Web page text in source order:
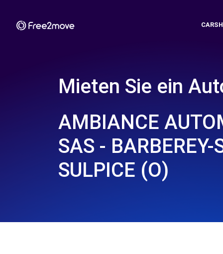
Mieten Sie ein
AMBIANCE
SAS - BARBEREY-
SULPICE (O)